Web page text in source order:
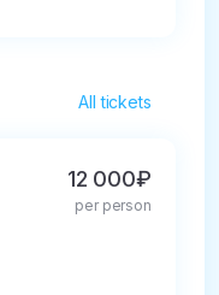
All tickets
12 000₽
per person